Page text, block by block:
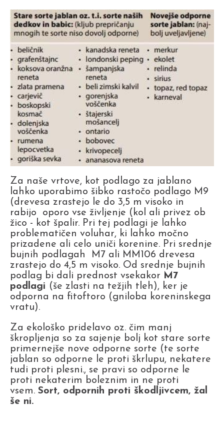
Za naše vrtove, kot podlago za jablano
lahko uporabimo šibko rastočo podlago M9
(drevesa zrastejo le do 3,5 m visoko in
rabijo oporo vse življenje (kol ali privez ob
žico - kot špalir. Pri tej podlagi je lahko
problematičen voluhar, ki lahko močno
prizadene ali celo uniči korenine. Pri srednje
bujnih podlagah M7 ali MM106 drevesa
zrastejo do 4,5 m visoko. Od srednje bujnih
podlag bi dali prednost vsekakor M7
podlagi (še zlasti na težjih tleh), ker je
odporna na fitoftoro (gniloba koreninskega
vratu).
Za ekološko pridelavo oz. čim manj
škropljenja so za sajenje bolj kot stare sorte
primernejše nove odporne sorte (te sorte
jablan so odporne le proti škrlupu, nekatere
tudi proti plesni., se pravi so odporne le
proti nekaterim boleznim in ne proti
vsem. Sort, odpornih proti škodljivcem, žal
še ni.